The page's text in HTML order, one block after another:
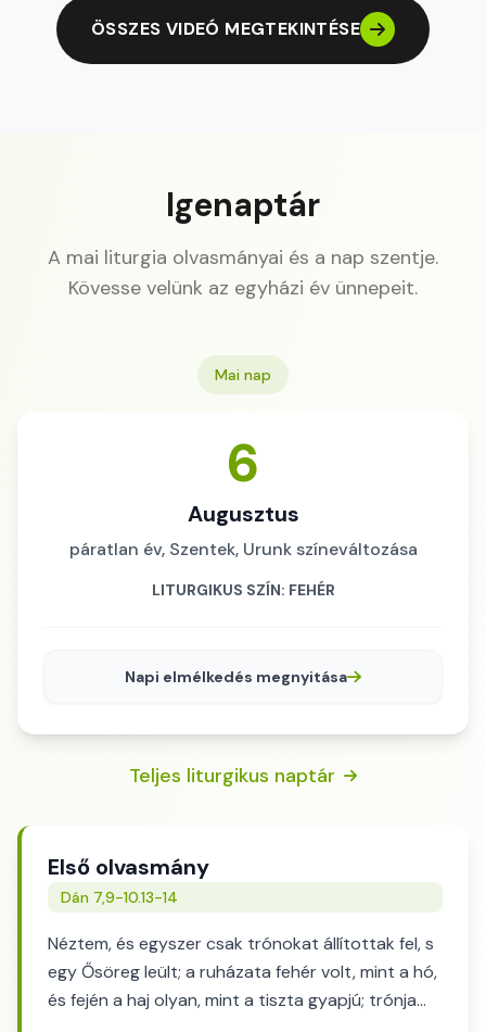
ÖSSZES VIDEÓ MEGTEKINTÉSE
Igenaptár
A mai liturgia olvasmányai és a nap szentje.
Kövesse velünk az egyházi év ünnepeit.
Mai nap
6
Augusztus
páratlan év, Szentek, Urunk színeváltozása
LITURGIKUS SZÍN: FEHÉR
Napi elmélkedés megnyitása
Teljes liturgikus naptár
Első olvasmány
Dán 7,9-10.13-14
Néztem, és egyszer csak trónokat állítottak fel, s
egy Ősöreg leült; a ruházata fehér volt, mint a hó,
és fején a haj olyan, mint a tiszta gyapjú; trónja